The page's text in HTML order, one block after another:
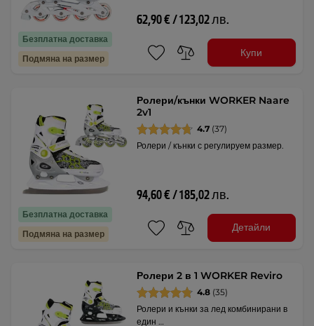
Безплатна доставка
Подмяна на размер
62,90 € / 123,02 лв.
Купи
Безплатна доставка
Подмяна на размер
Ролери/кънки WORKER Naare
2v1
4.7 (37)
Ролери / кънки с регулируем размер.
94,60 € / 185,02 лв.
Детайли
Ролери 2 в 1 WORKER Reviro
4.8 (35)
Ролери и кънки за лед комбинирани в
един …